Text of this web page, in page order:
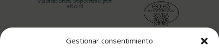
Gestionar consentimiento
Valoraciones soportado por
eKomi